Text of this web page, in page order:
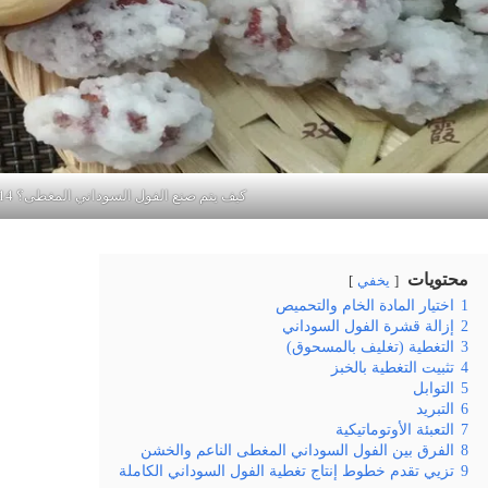
كيف يتم صنع الفول السوداني المغطى؟ 14
محتويات يخفي
1 اختيار المادة الخام والتحميص
2 إزالة قشرة الفول السوداني
3 التغطية (تغليف بالمسحوق)
4 تثبيت التغطية بالخبز
5 التوابل
6 التبريد
7 التعبئة الأوتوماتيكية
8 الفرق بين الفول السوداني المغطى الناعم والخشن
9 تزيي تقدم خطوط إنتاج تغطية الفول السوداني الكاملة